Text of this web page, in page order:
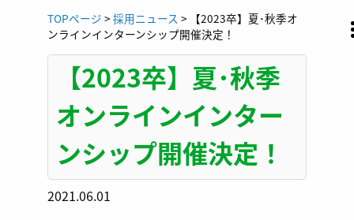
TOPページ > 採用ニュース >
【2023卒】夏･秋季オ
ンラインインターンシップ開催決定！
【2023卒】夏･秋季
オンラインインター
ンシップ開催決定！
2021.06.01